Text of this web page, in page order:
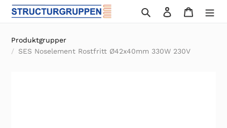
vidare
innehåll
Sök Logga in
Produktgrupper
SES Noselement Rostfritt Ø42x40mm 330W 230V